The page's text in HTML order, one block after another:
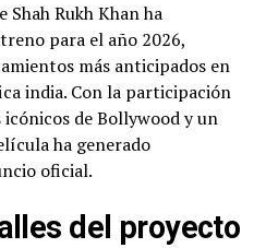
Shah Rukh Khan ha
para el año 2026,
más anticipados en
india. Con la participación
de Bollywood y un
ha generado
oficial.
del proyecto